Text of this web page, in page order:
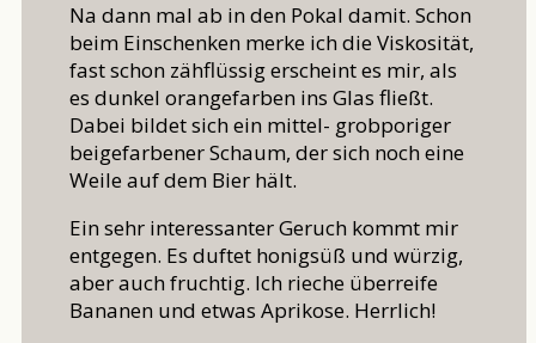
Na dann mal ab in den Pokal damit. Schon
beim Einschenken merke ich die Viskosität,
fast schon zähflüssig erscheint es mir, als
es dunkel orangefarben ins Glas fließt.
Dabei bildet sich ein mittel- grobporiger
beigefarbener Schaum, der sich noch eine
Weile auf dem Bier hält.
Ein sehr interessanter Geruch kommt mir
entgegen. Es duftet honigsüß und würzig,
aber auch fruchtig. Ich rieche überreife
Bananen und etwas Aprikose. Herrlich!